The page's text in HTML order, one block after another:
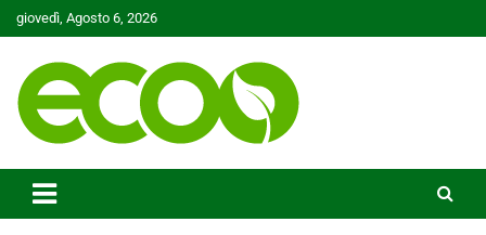
Skip
to
giovedì, Agosto 6, 2026
Ecoo.it